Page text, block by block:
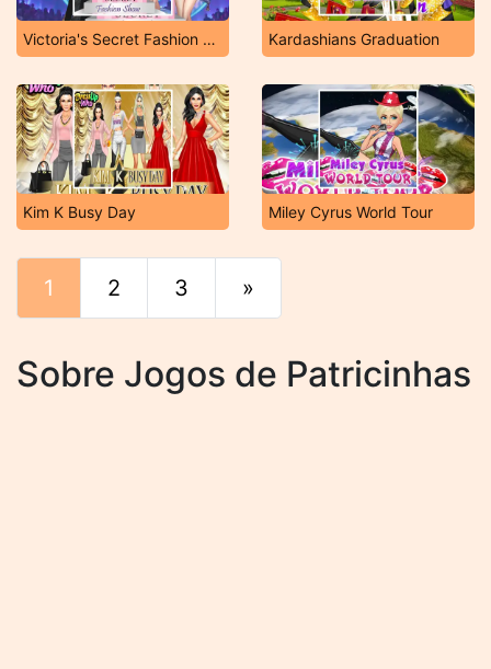
Victoria's Secret Fashion Show NYC Kardashians Graduation
Kim K Busy Day Miley Cyrus World Tour
1 2 3 »
Sobre Jogos de Patricinhas